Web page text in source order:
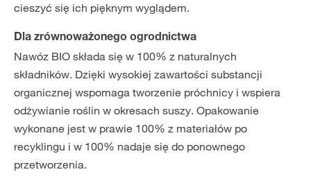
cieszyć się ich pięknym wyglądem.
Dla zrównoważonego ogrodnictwa
Nawóz BIO składa się w 100% z naturalnych
składników. Dzięki wysokiej zawartości substancji
organicznej wspomaga tworzenie próchnicy i wspiera
odżywianie roślin w okresach suszy. Opakowanie
wykonane jest w prawie 100% z materiałów po
recyklingu i w 100% nadaje się do ponownego
przetworzenia.